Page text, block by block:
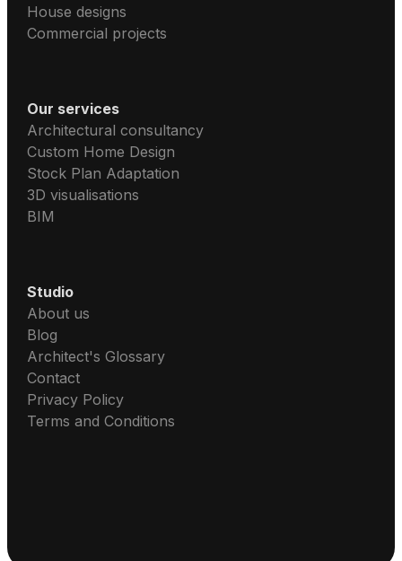
House designs
Commercial projects
Our services
Architectural consultancy
Custom Home Design
Stock Plan Adaptation
3D visualisations
BIM
Studio
About us
Blog
Architect's Glossary
Contact
Privacy Policy
Terms and Conditions